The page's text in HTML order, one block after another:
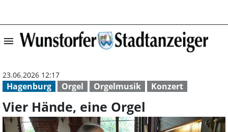
menu Vier Hände,
Hagenburg Orgel Orgelmusik Konzert
23.06.2026 12:17
Vier Hände, eine Orgel